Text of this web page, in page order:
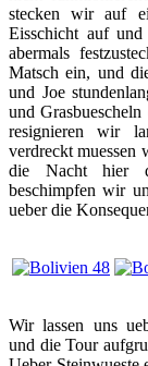
stecken wir auf
Eisschicht auf
abermals
Matsch ein, und
und Joe
und
resignieren wir
verdreckt muessen
die Nacht hier
beschimpfen wir
ueber die
Wir lassen uns
und die Tour